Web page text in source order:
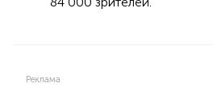
Реклама